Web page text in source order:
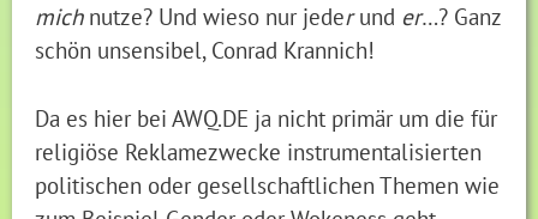
mich nutze? Und wieso nur jederund er…? Ganz
schön unsensibel, Conrad Krannich!
Da es hier bei AWQ.DE ja nicht primär um die für
religiöse Reklamezwecke instrumentalisierten
politischen oder gesellschaftlichen Themen wie